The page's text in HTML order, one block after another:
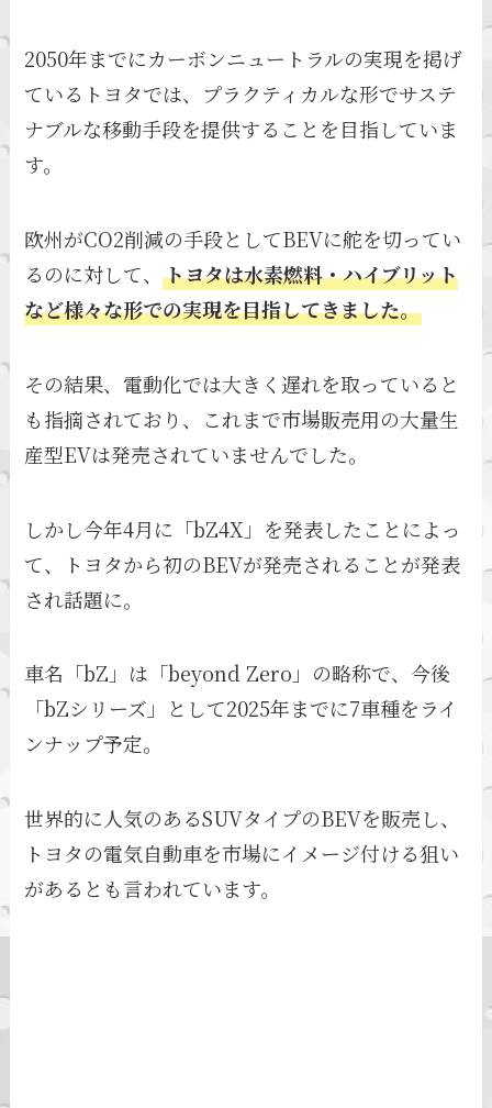
2050年までにカーボンニュートラルの実現を掲げ
ているトヨタでは、プラクティカルな形でサステ
ナブルな移動手段を提供することを目指していま
す。
欧州がCO2削減の手段としてBEVに舵を切ってい
るのに対して、トヨタは水素燃料・ハイブリット
など様々な形での実現を目指してきました。
その結果、電動化では大きく遅れを取っていると
も指摘されており、これまで市場販売用の大量生
産型EVは発売されていませんでした。
しかし今年4月に「bZ4X」を発表したことによっ
て、トヨタから初のBEVが発売されることが発表
され話題に。
車名「bZ」は「beyond Zero」の略称で、今後
「bZシリーズ」として2025年までに7車種をライ
ンナップ予定。
世界的に人気のあるSUVタイプのBEVを販売し、
トヨタの電気自動車を市場にイメージ付ける狙い
があるとも言われています。